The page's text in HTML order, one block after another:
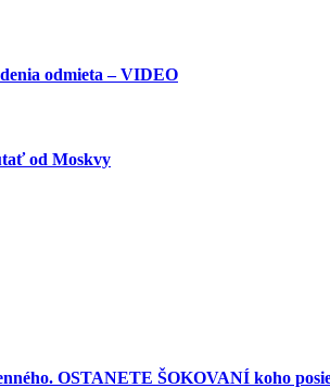
odmieta – VIDEO
od Moskvy
OSTANETE ŠOKOVANÍ koho